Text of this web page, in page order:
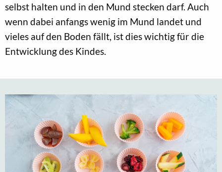
selbst halten und in den Mund stecken darf. Auch
wenn dabei anfangs wenig im Mund landet und
vieles auf den Boden fällt, ist dies wichtig für die
Entwicklung des Kindes.